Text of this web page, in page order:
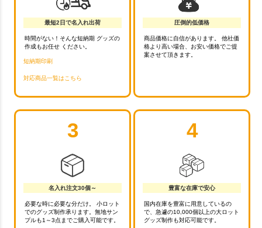
最短2日で名入れ出荷
時間がない！そんな短納期 グッズの
作成もお任せ ください。
短納期印刷
対応商品一覧はこちら
圧倒的低価格
商品価格に自信があります。 他社価
格より高い場合、お安い価格でご提
案させて頂きます。
3
名入れ注文30個～
必要な時に必要な分だけ。 小ロット
でのグッズ制作承ります。無地サン
プルも1～3点までご購入可能です。
4
豊富な在庫で安心
国内在庫を豊富に用意しているの
で、急遽の10,000個以上の大ロット
グッズ制作も対応可能です。